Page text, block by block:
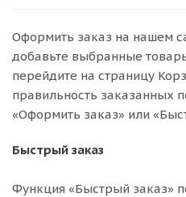
Оформить заказ на нашем
добавьте выбранные
перейдите на страницу
правильность заказанных
«Оформить заказ» или
Быстрый заказ
Функция «Быстрый заказ»